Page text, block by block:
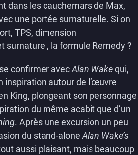
dans les cauchemars de Max,
une portée surnaturelle. Si on
TPS, dimension
surnaturel, la formule Remedy ?
confirmer avecAlan Wakequi,
inspiration autour de l’œuvre
King, plongeant son personnage
du même acabit que d’un
. Après une excursion un peu
du stand-alone Alan Wake’s
aussi plaisant, mais beaucoup